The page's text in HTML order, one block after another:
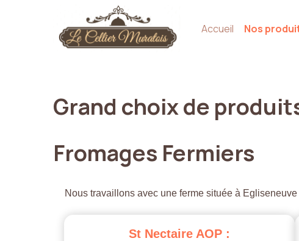
Accueil Nos
Grand choixde
Fromages Fermiers
Nous travaillons avec une ferme située à
St Nectaire AOP :